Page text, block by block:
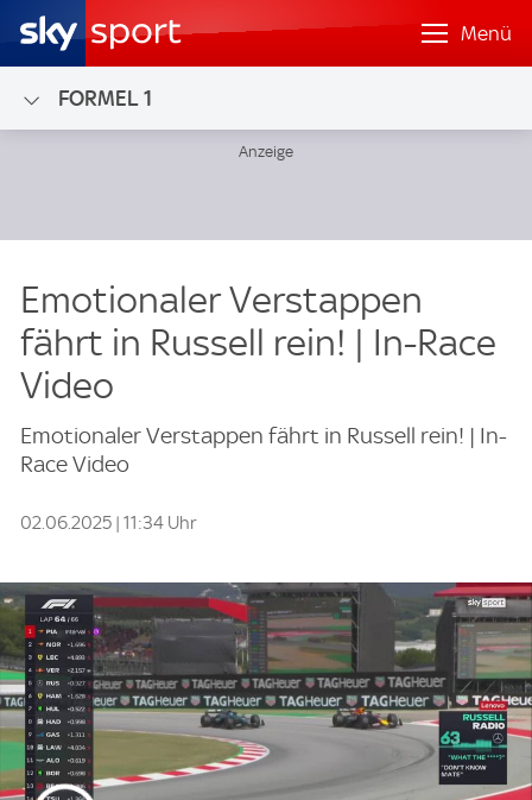
Menü
FORMEL 1
Emotionaler Verstappen
fährt in Russell rein! | In-Race
Video
Emotionaler Verstappen fährt in Russell rein! | In-
Race Video
02.06.2025 | 11:34 Uhr